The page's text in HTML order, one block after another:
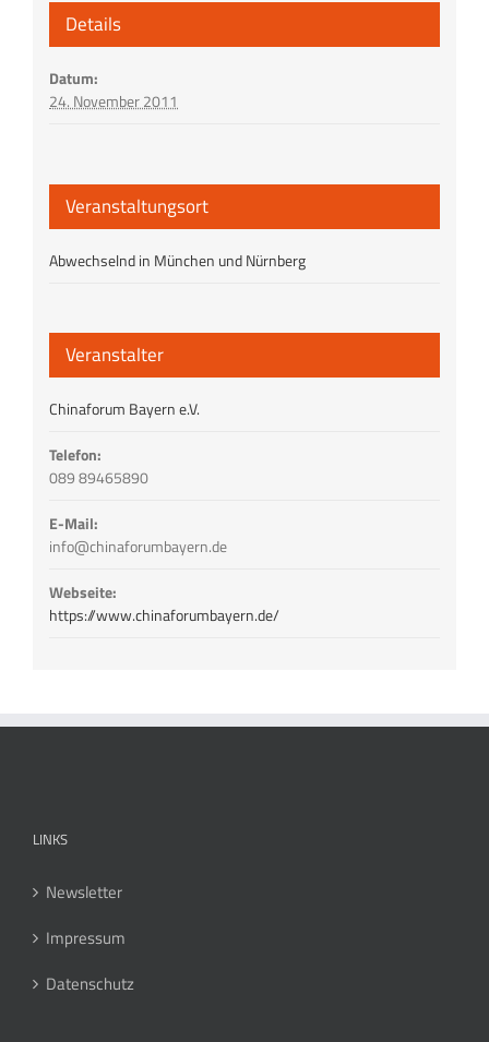
Details
Datum:
24. November 2011
Veranstaltungsort
Abwechselnd in München und Nürnberg
Veranstalter
Chinaforum Bayern e.V.
Telefon:
089 89465890
E-Mail:
info@chinaforumbayern.de
Webseite:
https://www.chinaforumbayern.de/
LINKS
Newsletter
Impressum
Datenschutz